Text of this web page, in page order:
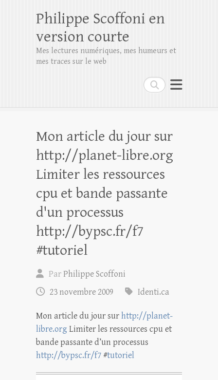
Rechercher
Philippe Scoffoni en
version courte
Mes lectures numériques, mes humeurs et
mes traces sur le web
Mon article du jour sur
http://planet-libre.org
Limiter les ressources
cpu et bande passante
d'un processus
http://bypsc.fr/f7
#tutoriel
ParPhilippe Scoffoni
23 novembre 2009
Identi.ca
Mon article du jour surhttp://planet-
libre.org Limiter les ressources cpu et
bande passante d’un processus
http://bypsc.fr/f7 #tutoriel